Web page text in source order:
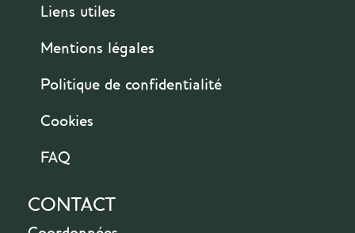
Liens utiles
Mentions légales
Politique de confidentialité
Cookies
FAQ
CONTACT